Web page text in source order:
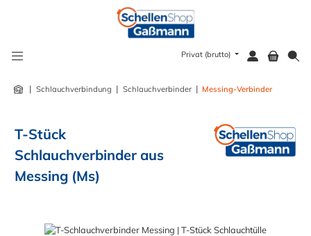
Privat (brutto)
| Schlauchverbindung | Schlauchverbinder | Messing-Verbinder
T-Stück
Schlauchverbinder aus
Messing (Ms)
Bildergalerie überspringen